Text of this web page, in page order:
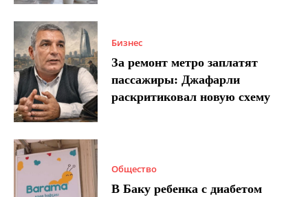
Бизнес
За ремонт метро заплатят
пассажиры: Джафарли
раскритиковал новую схему
Общество
В Баку ребенка с диабетом